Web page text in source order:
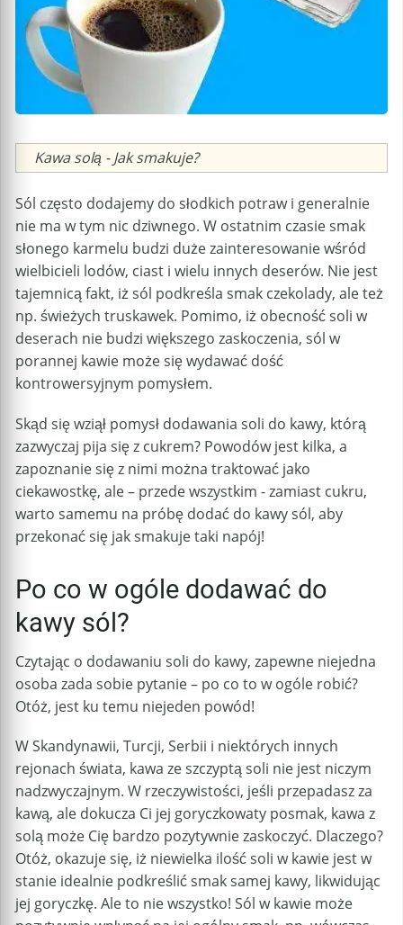
Caption
Kawa solą - Jak smakuje?
Sól często dodajemy do słodkich potraw i generalnie
nie ma w tym nic dziwnego. W ostatnim czasie smak
słonego karmelu budzi duże zainteresowanie wśród
wielbicieli lodów, ciast i wielu innych deserów. Nie jest
tajemnicą fakt, iż sól podkreśla smak czekolady, ale też
np. świeżych truskawek. Pomimo, iż obecność soli w
deserach nie budzi większego zaskoczenia, sól w
porannej kawie może się wydawać dość
kontrowersyjnym pomysłem.
Skąd się wziął pomysł dodawania soli do kawy, którą
zazwyczaj pija się z cukrem? Powodów jest kilka, a
zapoznanie się z nimi można traktować jako
ciekawostkę, ale – przede wszystkim - zamiast cukru,
warto samemu na próbę dodać do kawy sól, aby
przekonać się jak smakuje taki napój!
Po co w ogóle dodawać do
kawy sól?
Czytając o dodawaniu soli do kawy, zapewne niejedna
osoba zada sobie pytanie – po co to w ogóle robić?
Otóż, jest ku temu niejeden powód!
W Skandynawii, Turcji, Serbii i niektórych innych
rejonach świata, kawa ze szczyptą soli nie jest niczym
nadzwyczajnym. W rzeczywistości, jeśli przepadasz za
kawą, ale dokucza Ci jej goryczkowaty posmak, kawa z
solą może Cię bardzo pozytywnie zaskoczyć. Dlaczego?
Otóż, okazuje się, iż niewielka ilość soli w kawie jest w
stanie idealnie podkreślić smak samej kawy, likwidując
jej goryczkę. Ale to nie wszystko! Sól w kawie może